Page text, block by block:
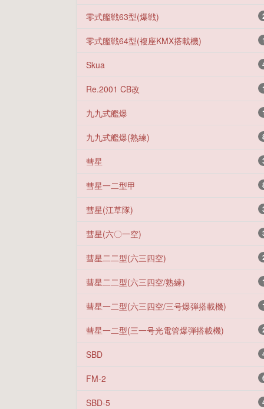
零式艦戦63型(爆戦)
零式艦戦64型(複座KMX搭載機)
Skua
Re.2001 CB改
九九式艦爆
九九式艦爆(熟練)
彗星
彗星一二型甲
彗星(江草隊)
彗星(六〇一空)
彗星二二型(六三四空)
彗星二二型(六三四空/熟練)
彗星一二型(六三四空/三号爆弾搭載機)
彗星一二型(三一号光電管爆弾搭載機)
SBD
FM-2
SBD-5